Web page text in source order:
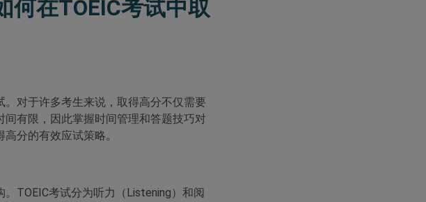
何在TOEIC考试中取
对于许多考生来说，取得高分不仅需要
有限，因此掌握时间管理和答题技巧对
分的有效应试策略。
TOEIC考试分为听力（Listening）和阅